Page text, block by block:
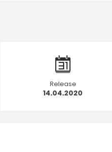
Release
14.04.2020